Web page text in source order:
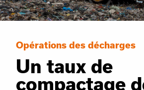
Opérations des décharges
Un taux de
compactage